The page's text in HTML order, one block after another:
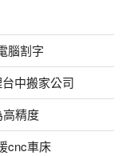
腦割字
中搬家公司
精度
cnc車床